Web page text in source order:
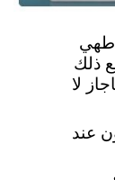
طهي
ذلك
لا
عند